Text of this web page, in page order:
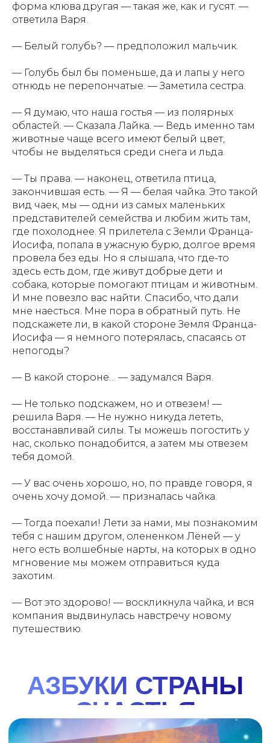
форма клюва другая — такая же, как и гусят. —
ответила Варя.
— Белый голубь? — предположил мальчик.
— Голубь был бы поменьше, да и лапы у него
отнюдь не перепончатые. — Заметила сестра.
— Я думаю, что наша гостья — из полярных
областей. — Сказала Лайка. — Ведь именно там
животные чаще всего имеют белый цвет,
чтобы не выделяться среди снега и льда.
— Ты права. — наконец, ответила птица,
закончившая есть. — Я — белая чайка. Это такой
вид чаек, мы — одни из самых маленьких
представителей семейства и любим жить там,
где похолоднее. Я прилетела с Земли Франца-
Иосифа, попала в ужасную бурю, долгое время
провела без еды. Но я слышала, что где-то
здесь есть дом, где живут добрые дети и
собака, которые помогают птицам и животным.
И мне повезло вас найти. Спасибо, что дали
мне наесться. Мне пора в обратный путь. Не
подскажете ли, в какой стороне Земля Франца-
Иосифа — я немного потерялась, спасаясь от
непогоды?
— В какой стороне… — задумался Варя.
— Не только подскажем, но и отвезем! —
решила Варя. — Не нужно никуда лететь,
восстанавливай силы. Ты можешь погостить у
нас, сколько понадобится, а затем мы отвезем
тебя домой.
— У вас очень хорошо, но, по правде говоря, я
очень хочу домой. — призналась чайка.
— Тогда поехали! Лети за нами, мы познакомим
тебя с нашим другом, олененком Лёней — у
него есть волшебные нарты, на которых в одно
мгновение мы можем отправиться куда
захотим.
— Вот это здорово! — воскликнула чайка, и вся
компания выдвинулась навстречу новому
путешествию.
АЗБУКИ СТРАНЫ
СЧАСТЬЯ
смотреть купить
Азбука Арктики и Дальнего Востока" - уникальная
книга об истории, культуре, географии северного
края России. Главные герои - Варя, Ваня и собака
Востока. В конце каждой главы - задание, которое
поможет закрепить знания. Красочные
иллюстрации, волшебные приключения и, конечно,
АЗБУКА АРКТИКИ
И ДАЛЬНЕГО ВОСТОКА